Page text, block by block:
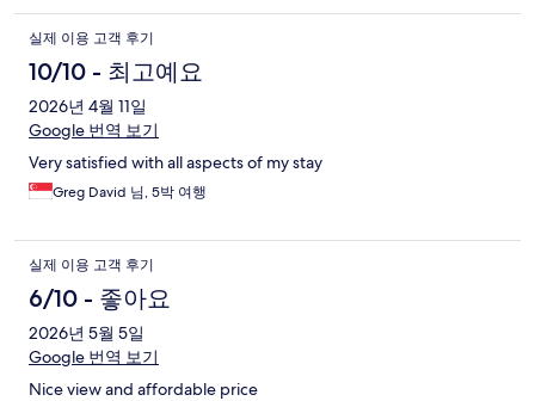
실제 이용 고객 후기
10/10 - 최고예요
2026년 4월 11일
Google 번역 보기
Very satisfied with all aspects of my stay
Greg David 님, 5박 여행
실제 이용 고객 후기
6/10 - 좋아요
2026년 5월 5일
Google 번역 보기
Nice view and affordable price